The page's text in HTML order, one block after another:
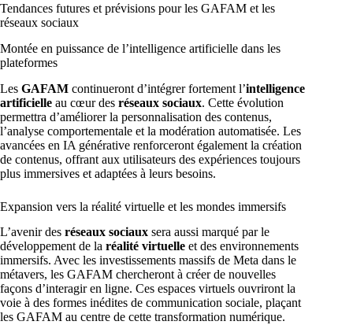
Tendances futures et prévisions pour les GAFAM et les
réseaux sociaux
Montée en puissance de l’intelligence artificielle dans les
plateformes
Les GAFAM continueront d’intégrer fortement l’intelligence
artificielle au cœur des réseaux sociaux. Cette évolution
permettra d’améliorer la personnalisation des contenus,
l’analyse comportementale et la modération automatisée. Les
avancées en IA générative renforceront également la création
de contenus, offrant aux utilisateurs des expériences toujours
plus immersives et adaptées à leurs besoins.
Expansion vers la réalité virtuelle et les mondes immersifs
L’avenir des réseaux sociaux sera aussi marqué par le
développement de la réalité virtuelle et des environnements
immersifs. Avec les investissements massifs de Meta dans le
métavers, les GAFAM chercheront à créer de nouvelles
façons d’interagir en ligne. Ces espaces virtuels ouvriront la
voie à des formes inédites de communication sociale, plaçant
les GAFAM au centre de cette transformation numérique.